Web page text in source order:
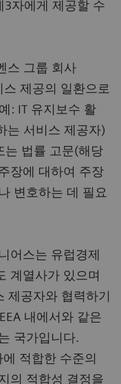
자에게 제공할 수
스 그룹 회사
제공의 일환으로
: IT 유지보수 활
는 서비스 제공자)
는 법률 고문(해당
장에 대하여 주장
변호하는 데 필요
어스는 유럽경제
계열사가 있으며
제공자와 협력하기
내에서와 같은
국가입니다.
적합한 수준의
의 적합성 결정을